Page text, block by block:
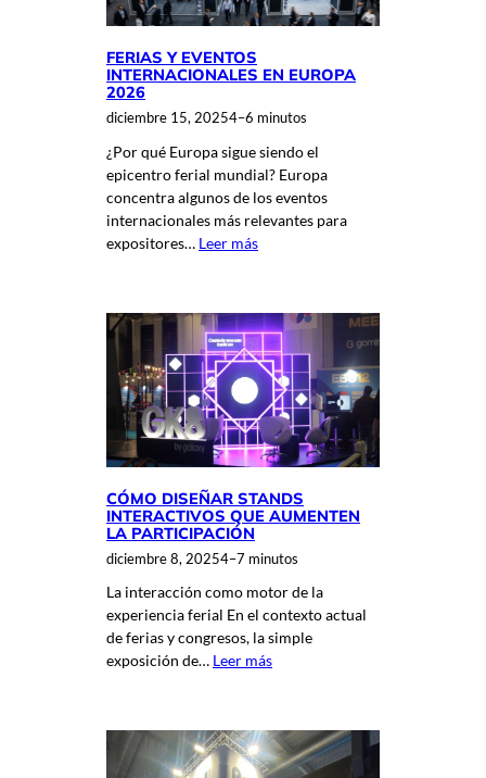
FERIAS Y EVENTOS
INTERNACIONALES EN EUROPA
2026
diciembre 15, 20254–6 minutos
¿Por qué Europa sigue siendo el
epicentro ferial mundial? Europa
concentra algunos de los eventos
internacionales más relevantes para
expositores… Leer más
CÓMO DISEÑAR STANDS
INTERACTIVOS QUE AUMENTEN
LA PARTICIPACIÓN
diciembre 8, 20254–7 minutos
La interacción como motor de la
experiencia ferial En el contexto actual
de ferias y congresos, la simple
exposición de… Leer más